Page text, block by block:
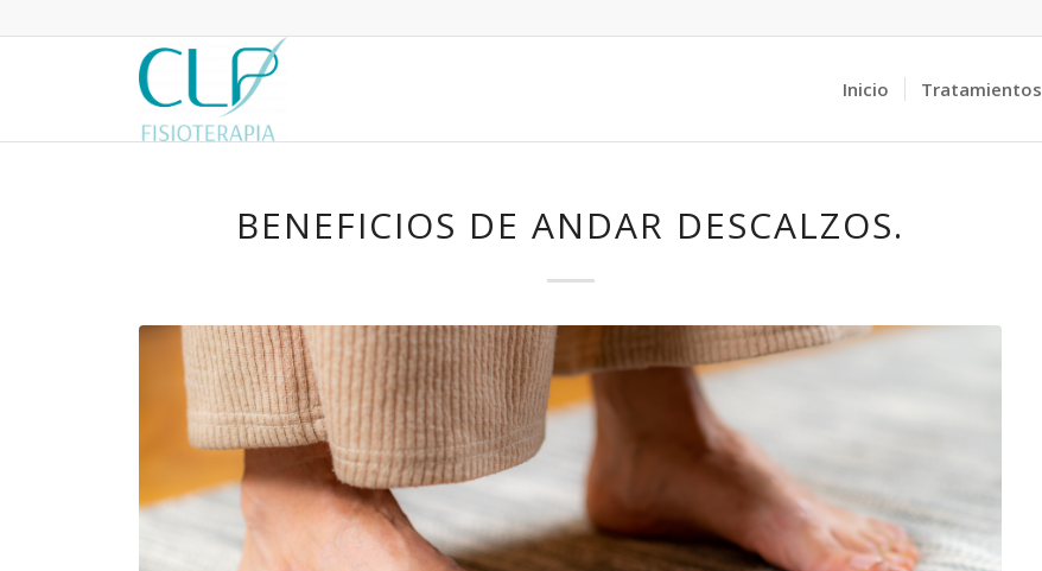
Inicio Tratamientos
BENEFICIOS DE ANDAR DESCALZOS.